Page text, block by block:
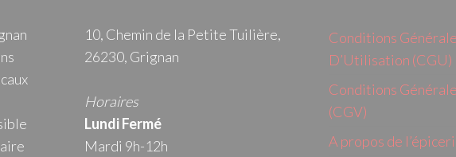
10, Chemin de la Petite Tuilière,
26230, Grignan
Horaires
Lundi Fermé
Mardi 9h-12h
Conditions
D’Utilisation (CGU)
Conditions
(CGV)
A propos de